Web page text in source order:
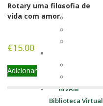
BIVAM
Biblioteca Virtual
Rotary uma filosofia de
vida com amor
€15.00
Adicionar